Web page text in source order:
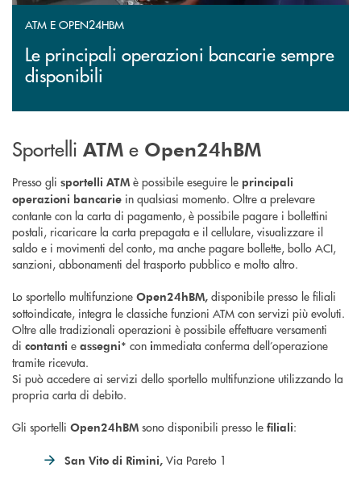
ATM E OPEN24HBM
Le principali operazioni bancarie sempre
disponibili
Sportelli ATM e Open24hBM
Presso gli sportelli ATM è possibile eseguire le principali
operazioni bancarie in qualsiasi momento. Oltre a prelevare
contante con la carta di pagamento, è possibile pagare i bollettini
postali, ricaricare la carta prepagata e il cellulare, visualizzare il
saldo e i movimenti del conto, ma anche pagare bollette, bollo ACI,
sanzioni, abbonamenti del trasporto pubblico e molto altro.
Lo sportello multifunzione Open24hBM, disponibile presso le filiali
sottoindicate, integra le classiche funzioni ATM con servizi più evoluti.
Oltre alle tradizionali operazioni è possibile effettuare versamenti
di contanti e assegni* con immediata conferma dell’operazione
tramite ricevuta.
Si può accedere ai servizi dello sportello multifunzione utilizzando la
propria carta di debito.
Gli sportelli Open24hBM sono disponibili presso le filiali:
San Vito di Rimini, Via Pareto 1